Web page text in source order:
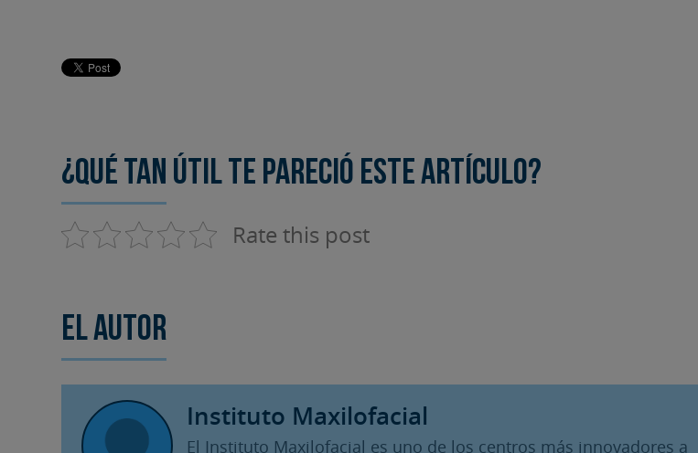
¿Qué tan útil te pareció este artículo?
Rate this post
El autor
Instituto Maxilofacial
El Instituto Maxilofacial es uno de los centros más innovadores a